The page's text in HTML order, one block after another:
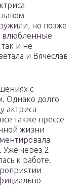
но позже
влюбленные
и не
и Вячеслав
с
Однако долго
актриса
также прессе
жизни
Уже через 2
к работе.